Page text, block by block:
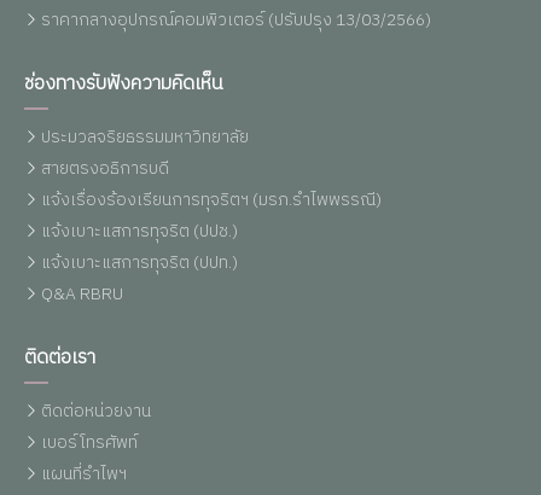
ราคากลางอุปกรณ์คอมพิวเตอร์ (ปรับปรุง 13/03/2566)
ช่องทางรับฟังความคิดเห็น
ประมวลจริยธรรมมหาวิทยาลัย
สายตรงอธิการบดี
แจ้งเรื่องร้องเรียนการทุจริตฯ (มรภ.รำไพพรรณี)
แจ้งเบาะแสการทุจริต (ปปช.)
แจ้งเบาะแสการทุจริต (ปปท.)
Q&A RBRU
ติดต่อเรา
ติดต่อหน่วยงาน
เบอร์โทรศัพท์
แผนที่รำไพฯ